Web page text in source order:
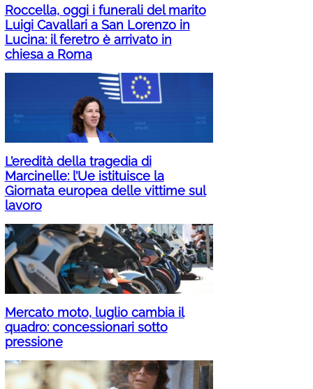
Roccella, oggi i funerali del marito
Luigi Cavallari a San Lorenzo in
Lucina: il feretro è arrivato in
chiesa a Roma
L’eredità della tragedia di
Marcinelle: l’Ue istituisce la
Giornata europea delle vittime sul
lavoro
Mercato moto, luglio cambia il
quadro: concessionari sotto
pressione